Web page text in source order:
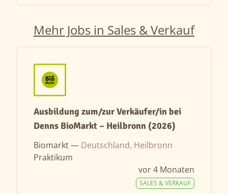
Mehr Jobs in Sales & Verkauf
Ausbildung zum/zur Verkäufer/in bei
Denns BioMarkt – Heilbronn (2026)
Biomarkt — Deutschland, Heilbronn
Praktikum
vor 4 Monaten
SALES & VERKAUF